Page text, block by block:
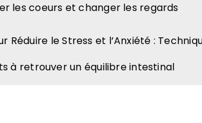
les coeurs et changer les regards
Réduire le Stress et l’Anxiété :
à retrouver un équilibre intestinal